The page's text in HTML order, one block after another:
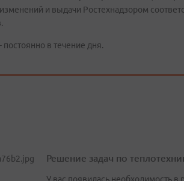
и выдачи Ростехнадзором
в течение дня.
Решение задач по